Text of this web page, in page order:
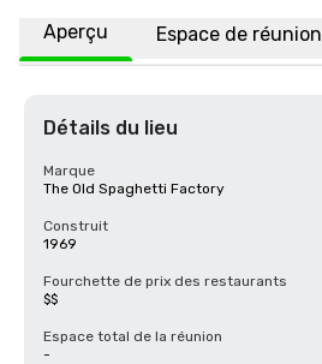
Aperçu Espace de réunion
Détails du lieu
Marque
The Old Spaghetti Factory
Construit
1969
Fourchette de prix des restaurants
$$
Espace total de la réunion
-